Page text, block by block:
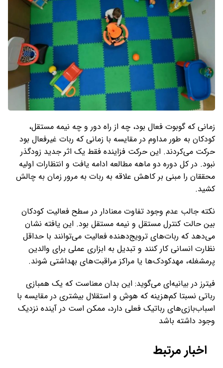
زمانی که گوبوت فعال بود، چه از راه دور و چه نیمه مستقل،
کودکان به طور مداوم در مقایسه با زمانی که ربات غیرفعال بود
حرکت می‌کردند. این حرکت فزاینده فقط یک اثر جدید زودگذر
نبود. در کل دوره دو ماهه مطالعه ادامه یافت و انتظارات اولیه
محققان را مبنی بر کاهش علاقه به ربات به مرور زمان به چالش
کشید.
نکته جالب‌ عدم وجود تفاوت معنادار در سطح فعالیت کودکان
بین حالت کنترل مستقل و نیمه مستقل بود. این یافته نشان
می‌دهد که ربات‌های ترویج‌دهنده فعالیت می‌توانند با حداقل
نظارت انسانی کار کنند و تبدیل به ابزاری عملی برای والدین
پرمشغله، مهدکودک‌ها یا مراکز مراقبت‌های بهداشتی شوند.
فیترز در بیانیه‌ای می‌گوید: این بدان معناست که یک همبازی
رباتی نسبتا کم‌هزینه که هوش و استقلال بیشتری در مقایسه با
اسباب‌بازی‌های رباتیک فعلی دارد، ممکن است در آینده نزدیک
وجود داشته باشد
اخبار مرتبط